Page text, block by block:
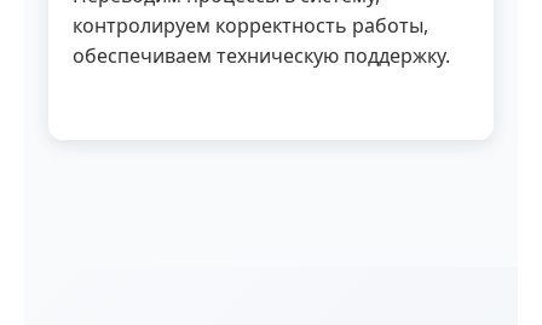
контролируем корректность работы,
обеспечиваем техническую поддержку.